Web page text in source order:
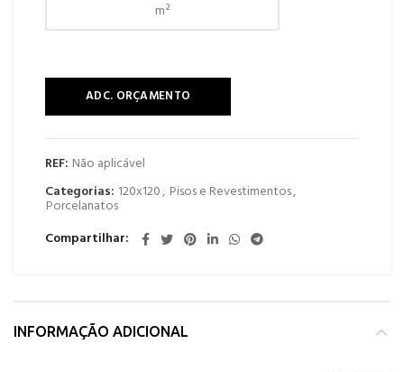
ADC. ORÇAMENTO
REF: Não aplicável
Categorias: 120x120, Pisos e Revestimentos,
Porcelanatos
Compartilhar
INFORMAÇÃO ADICIONAL